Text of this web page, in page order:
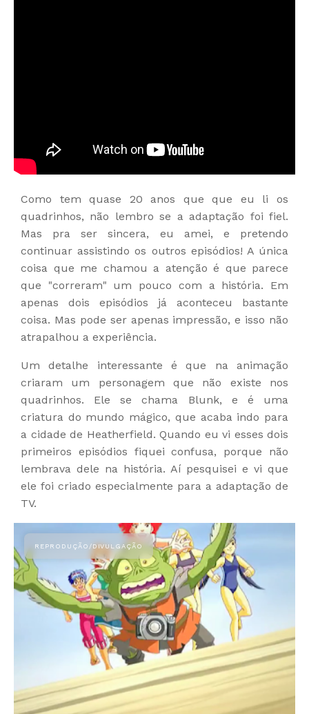
Como tem quase 20 anos que que eu li os
quadrinhos, não lembro se a adaptação foi fiel.
Mas pra ser sincera, eu amei, e pretendo
continuar assistindo os outros episódios! A única
coisa que me chamou a atenção é que parece
que "correram" um pouco com a história. Em
apenas dois episódios já aconteceu bastante
coisa. Mas pode ser apenas impressão, e isso não
atrapalhou a experiência.
Um detalhe interessante é que na animação
criaram um personagem que não existe nos
quadrinhos. Ele se chama Blunk, e é uma
criatura do mundo mágico, que acaba indo para
a cidade de Heatherfield. Quando eu vi esses dois
primeiros episódios fiquei confusa, porque não
lembrava dele na história. Aí pesquisei e vi que
ele foi criado especialmente para a adaptação de
TV.